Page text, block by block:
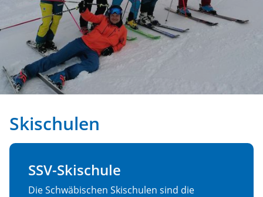
Skischulen
SSV-Skischule
Die Schwäbischen Skischulen sind die